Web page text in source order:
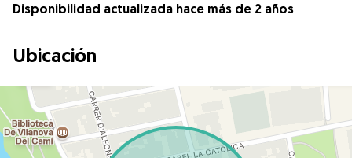
Disponibilidad actualizada hace más de 2 años
Ubicación